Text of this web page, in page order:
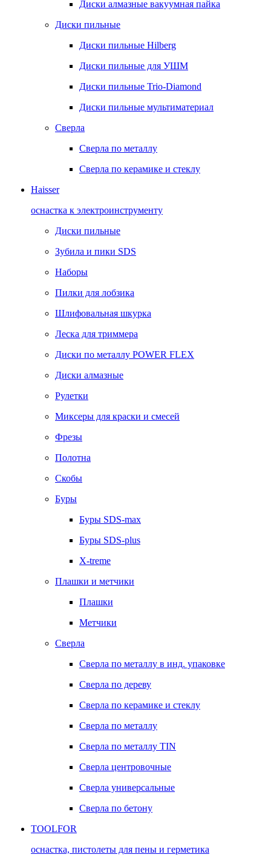
Диски алмазные вакуумная пайка
Диски пильные
Диски пильные Hilberg
Диски пильные для УШМ
Диски пильные Trio-Diamond
Диски пильные мультиматериал
Сверла
Сверла по металлу
Сверла по керамике и стеклу
Haisser
оснастка к электроинструменту
Диски пильные
Зубила и пики SDS
Наборы
Пилки для лобзика
Шлифовальная шкурка
Леска для триммера
Диски по металлу POWER FLEX
Диски алмазные
Рулетки
Миксеры для краски и смесей
Фрезы
Полотна
Скобы
Буры
Буры SDS-max
Буры SDS-plus
X-treme
Плашки и метчики
Плашки
Метчики
Сверла
Сверла по металлу в инд. упаковке
Сверла по дереву
Сверла по керамике и стеклу
Сверла по металлу
Сверла по металлу TIN
Сверла центровочные
Сверла универсальные
Сверла по бетону
TOOLFOR
оснастка, пистолеты для пены и герметика